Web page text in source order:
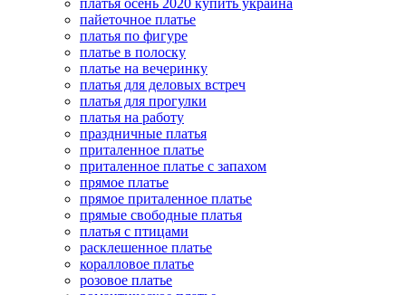
платья осень 2020 купить украина
пайеточное платье
платья по фигуре
платье в полоску
платье на вечеринку
платья для деловых встреч
платья для прогулки
платья на работу
праздничные платья
приталенное платье
приталенное платье с запахом
прямое платье
прямое приталенное платье
прямые свободные платья
платья с птицами
расклешенное платье
коралловое платье
розовое платье